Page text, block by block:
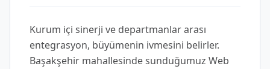
Kurum içi sinerji ve departmanlar arası
entegrasyon, büyümenin ivmesini belirler.
Başakşehir mahallesinde sunduğumuz Web